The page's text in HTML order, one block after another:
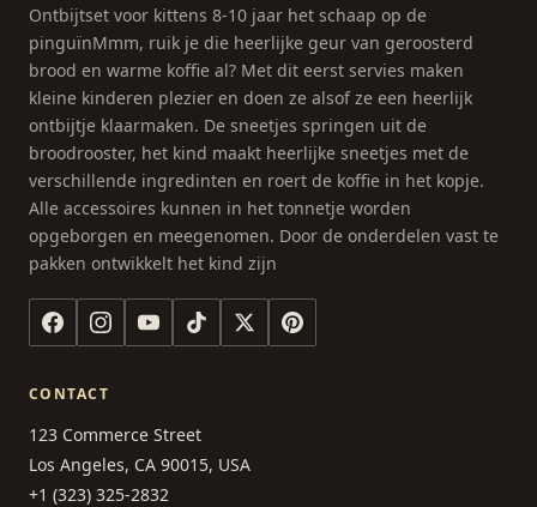
Ontbijtset voor kittens 8-10 jaar het schaap op de
pinguïnMmm, ruik je die heerlijke geur van geroosterd
brood en warme koffie al? Met dit eerst servies maken
kleine kinderen plezier en doen ze alsof ze een heerlijk
ontbijtje klaarmaken. De sneetjes springen uit de
broodrooster, het kind maakt heerlijke sneetjes met de
verschillende ingredinten en roert de koffie in het kopje.
Alle accessoires kunnen in het tonnetje worden
opgeborgen en meegenomen. Door de onderdelen vast te
pakken ontwikkelt het kind zijn
CONTACT
123 Commerce Street
Los Angeles, CA 90015, USA
+1 (323) 325-2832